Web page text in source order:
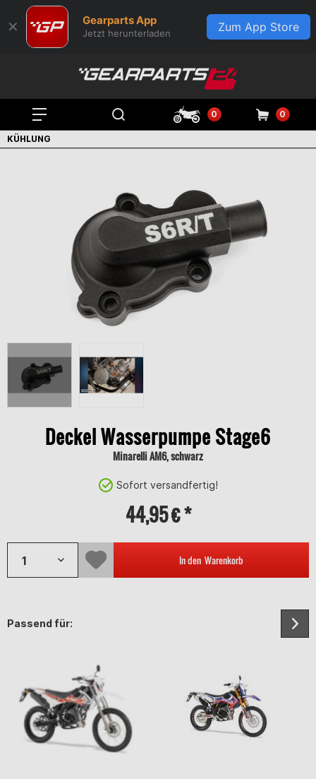
✕ Gearparts App
Jetzt herunterladen Zum App Store
0 0
KÜHLUNG
Deckel Wasserpumpe Stage6
Minarelli AM6, schwarz
Sofort versandfertig!
44,95 € *
In den Warenkorb
Passend für: